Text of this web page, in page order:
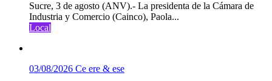
Sucre, 3 de agosto (ANV).- La presidenta de la Cámara de
Industria y Comercio (Cainco), Paola...
Local
03/08/2026 Ce ere & ese